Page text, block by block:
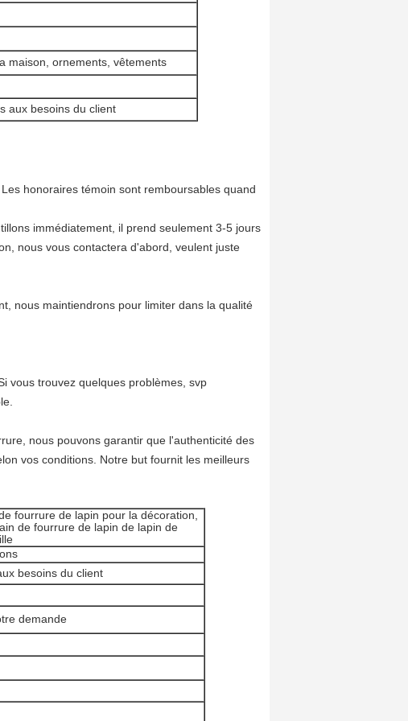
maison, ornements, vêtements
aux besoins du client
Les honoraires témoin sont remboursables quand
immédiatement, il prend seulement 3-5 jours
nous vous contactera d'abord, veulent juste
nous maintiendrons pour limiter dans la qualité
vous trouvez quelques problèmes, svp
nous pouvons garantir que l'authenticité des
vos conditions. Notre but fournit les meilleurs
fourrure de lapin pour la décoration,
de fourrure de lapin de lapin de
besoins du client
demande